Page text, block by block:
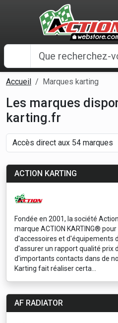
Panneau de gestion des cookies
Accueil Marques karting
Les marques
karting.fr
ACTION KARTING
Fondée en 2001, la société
marque ACTION KARTING®
d'accessoires et d'équipements
d'assurer un rapport qualité prix
d'importants contacts dans de
Karting fait réaliser certa...
AF RADIATOR